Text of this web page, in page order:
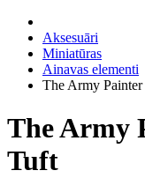
Aksesuāri
Miniatūras
Ainavas elementi
The Army
The Army
Tuft